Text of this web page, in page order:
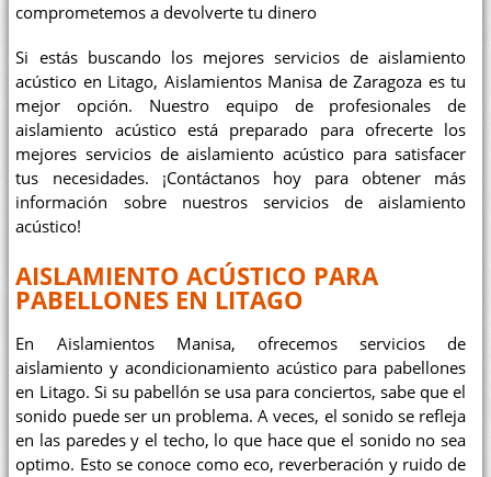
comprometemos a devolverte tu dinero
Si estás buscando los mejores servicios de aislamiento
acústico en Litago, Aislamientos Manisa de Zaragoza es tu
mejor opción. Nuestro equipo de profesionales de
aislamiento acústico está preparado para ofrecerte los
mejores servicios de aislamiento acústico para satisfacer
tus necesidades. ¡Contáctanos hoy para obtener más
información sobre nuestros servicios de aislamiento
acústico!
AISLAMIENTO ACÚSTICO PARA
PABELLONES EN LITAGO
En Aislamientos Manisa, ofrecemos servicios de
aislamiento y acondicionamiento acústico para pabellones
en Litago. Si su pabellón se usa para conciertos, sabe que el
sonido puede ser un problema. A veces, el sonido se refleja
en las paredes y el techo, lo que hace que el sonido no sea
optimo. Esto se conoce como eco, reverberación y ruido de